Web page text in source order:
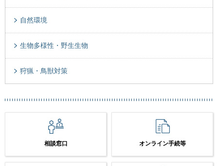
自然環境
生物多様性・野生生物
狩猟・鳥獣対策
相談窓口 オンライン手続等